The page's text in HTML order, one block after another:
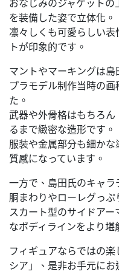
おなじみのジャケット
を装備した姿で立体化。
凛々しくも可愛らしい表
トが印象的です。
マントやマーキングは
プラモデル制作当時の
た。
武器や外骨格はもちろん
るまで緻密な造形です。
服装や金属部分も細か
質感になっています。
一方で、島田氏のキャ
胴まわりやローレグっぷ
スカート型のサイドア
なボディラインをより堪
フィギュアならではの
シア」、是非お手元にお